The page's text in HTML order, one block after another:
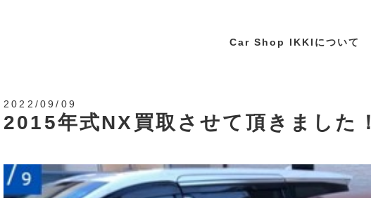
Car Shop IKKIについて
2022/09/09
2015年式NX買取させて頂きました！